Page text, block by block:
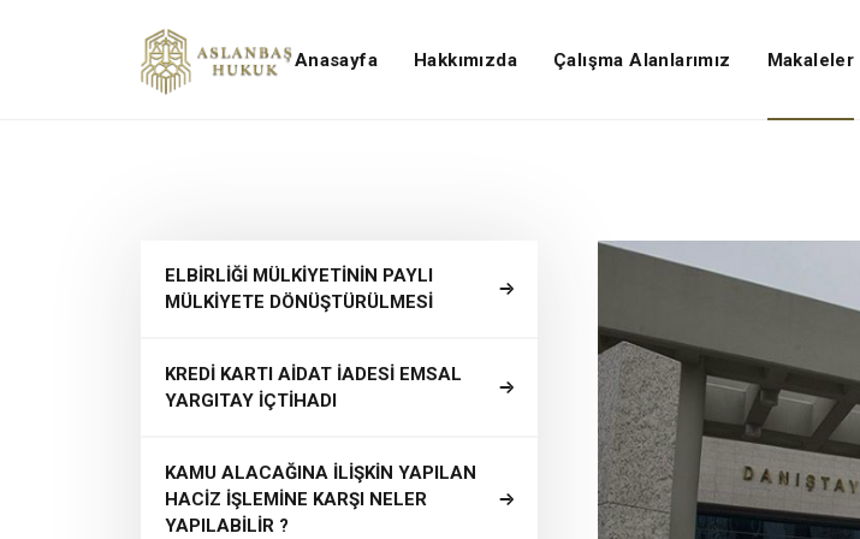
Anasayfa Hakkımızda Çalışma Alanlarımız Makaleler
ELBİRLİĞİ MÜLKİYETİNİN PAYLI
MÜLKİYETE DÖNÜŞTÜRÜLMESİ
KREDİ KARTI AİDAT İADESİ EMSAL
YARGITAY İÇTİHADI
KAMU ALACAĞINA İLİŞKİN YAPILAN
HACİZ İŞLEMİNE KARŞI NELER
YAPILABİLİR ?